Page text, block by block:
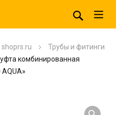
Трубы и фитинги
комбинированная